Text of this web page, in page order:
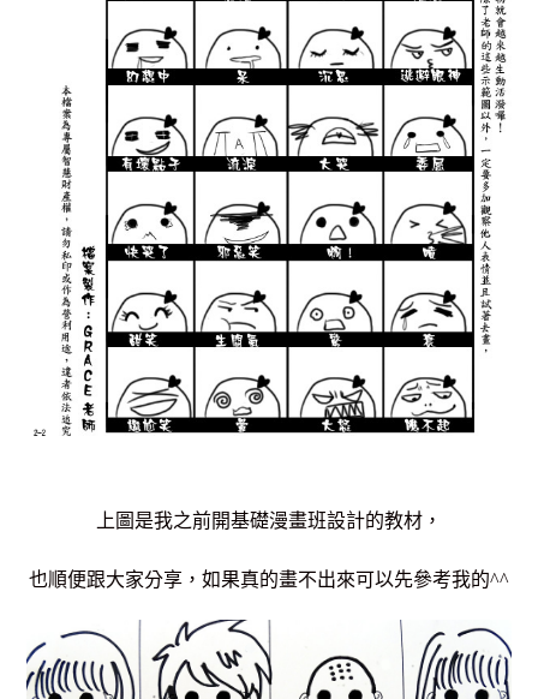
上圖是我之前開基礎漫畫班設計的教材，
也順便跟大家分享，如果真的畫不出來可以先參考我的^^